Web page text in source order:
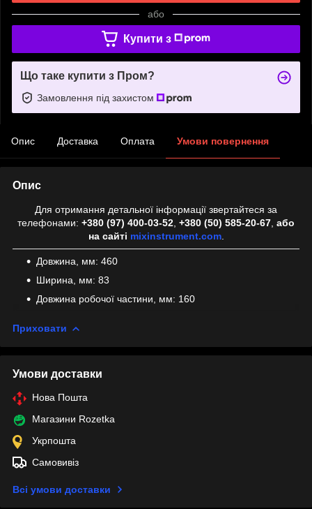
або
Купити з
Що таке купити з Пром?
Замовлення під захистом
Опис Доставка Оплата Умови повернення
Опис
Для отримання детальної інформації звертайтеся за
телефонами: +380 (97) 400-03-52 +380 (50) 585-20-67 або
на сайті mixinstrument.com.
Довжина, мм: 460
Ширина, мм: 83
Довжина робочої частини, мм: 160
Приховати
Умови доставки
Нова Пошта
Магазини Rozetka
Укрпошта
Самовивіз
Всі умови доставки